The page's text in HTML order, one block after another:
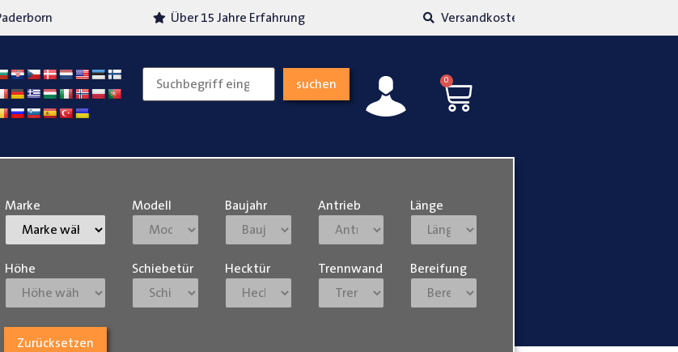
Über 15 Jahre Erfahrung Versandkosten transparent
suchen 0
Marke Modell Baujahr Antrieb Länge
Höhe Schiebetür Hecktür Trennwand Bereifung
Zurücksetzen